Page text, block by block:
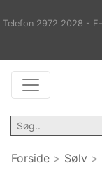
Telefon 2972 2028 -
Forside > Sølv >